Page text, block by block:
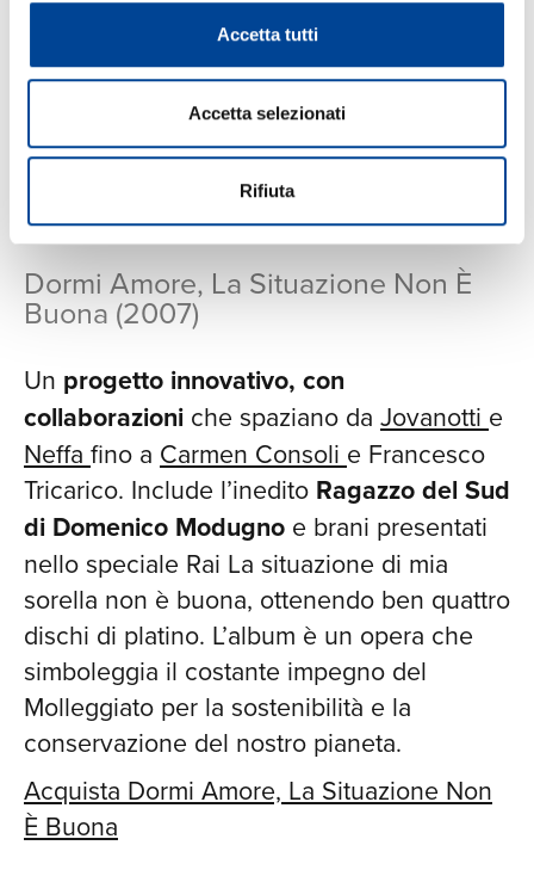
Accetta tutti
Accetta selezionati
Rifiuta
momenti di grande sperimentazione
il duetto con Cesaria Evora in una versione
capoverdiana deIl ragazzo della via Gluck​.
Acquista C’è Sempre Un Motivo
Dormi Amore, La Situazione Non È
Buona (2007)
Un progetto innovativo, con
collaborazioni che spaziano da Jovanotti e
Neffa fino a Carmen Consoli e Francesco
Tricarico. Include l’inedito Ragazzo del Sud
di Domenico Modugno e brani presentati
nello speciale Rai La situazione di mia
sorella non è buona, ottenendo ben quattro
dischi di platino​. L’album è un opera che
simboleggia il costante impegno del
Molleggiato per la sostenibilità e la
conservazione del nostro pianeta.
Acquista Dormi Amore, La Situazione Non
È Buona